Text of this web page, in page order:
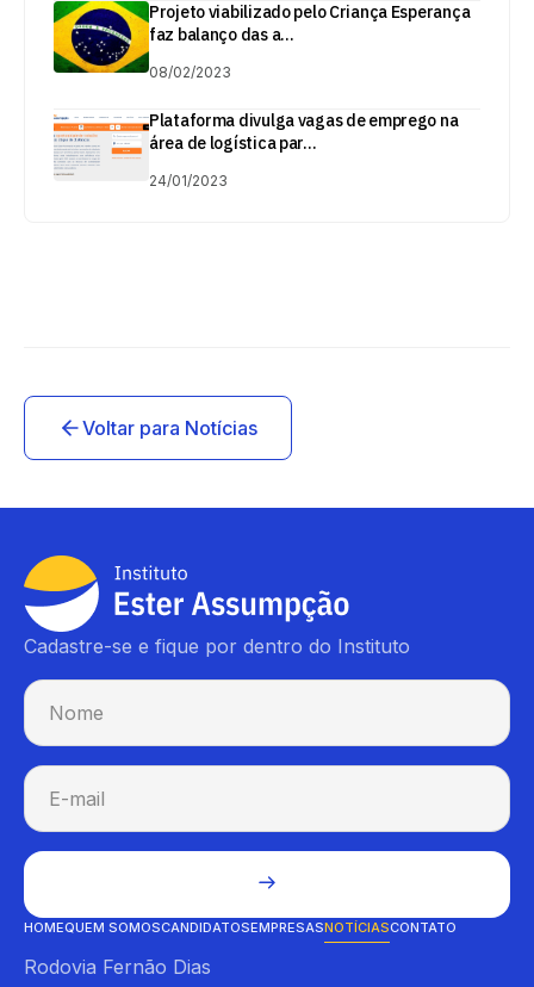
Projeto viabilizado pelo Criança Esperança
faz balanço das a...
08/02/2023
Plataforma divulga vagas de emprego na
área de logística par...
24/01/2023
Voltar para Notícias
Cadastre-se e fique por dentro do Instituto
HOMEQUEM SOMOSCANDIDATOSEMPRESASNOTÍCIASCONTATO
Rodovia Fernão Dias